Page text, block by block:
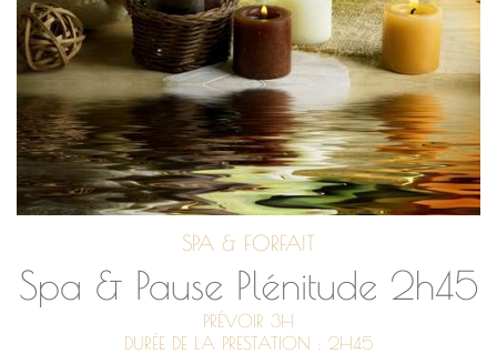
SPA & FORFAIT
Spa & Pause Plénitude 2h45
PRÉVOIR 3H
DURÉE DE LA PRESTATION : 2H45